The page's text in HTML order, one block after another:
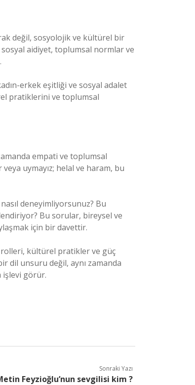
değil, sosyolojik ve kültürel bir
sosyal aidiyet, toplumsal normlar ve
erkek eşitliği ve sosyal adalet
pratiklerini ve toplumsal
empati ve toplumsal
uymayız; helal ve haram, bu
deneyimliyorsunuz? Bu
Bu sorular, bireysel ve
için bir davettir.
rolleri, kültürel pratikler ve güç
dil unsuru değil, aynı zamanda
işlevi görür.
Sonraki Yazı
Feyzioğlu’nun sevgilisi kim ?